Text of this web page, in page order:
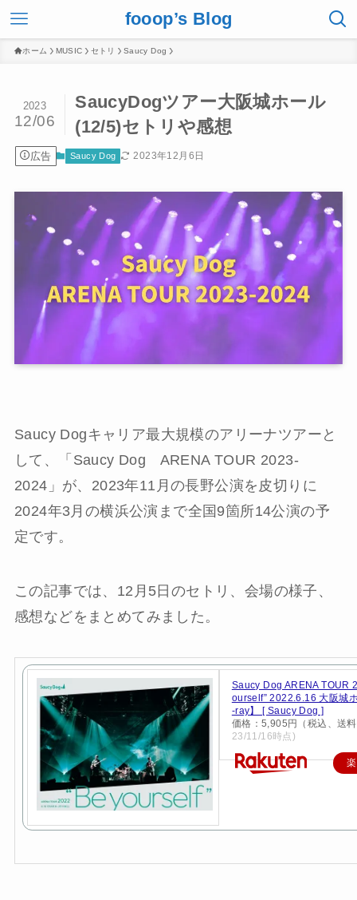
fooop’s Blog
ホーム MUSIC セトリ Saucy Dog
SaucyDogツアー大阪城ホール
(12/5)セトリや感想
2023
12/06
広告 Saucy Dog 2023年12月6日
Saucy Dogキャリア最大規模のアリーナツアーと
して、「Saucy Dog ARENA TOUR 2023-
2024」が、2023年11月の長野公演を皮切りに
2024年3月の横浜公演まで全国9箇所14公演の予
定です。
この記事では、12月5日のセトリ、会場の様子、
感想などをまとめてみました。
Saucy Dog ARENA TOUR
ourself” 2022.6.16 大阪城
-ray】 [ Saucy Dog ]
価格：5,905円（税込、送
23/11/16時点)